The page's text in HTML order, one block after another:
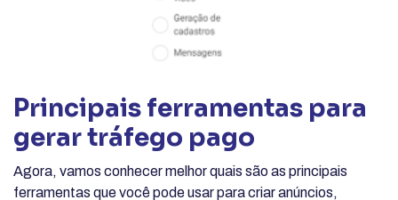
Principais ferramentas para
gerar tráfego pago
Agora, vamos conhecer melhor quais são as principais
ferramentas que você pode usar para criar anúncios,